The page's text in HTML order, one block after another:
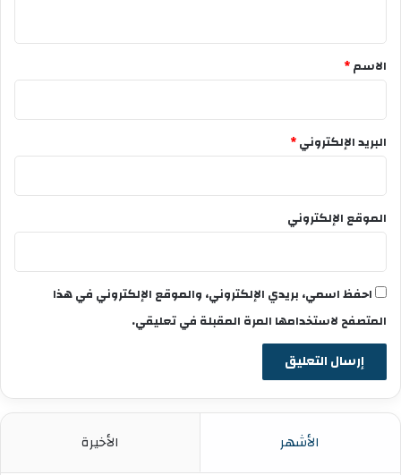
*
الاسم*
البريد الإلكتروني*
الموقع الإلكتروني
احفظ اسمي، بريدي الإلكتروني، والموقع الإلكتروني في هذا
المتصفح لاستخدامها المرة المقبلة في تعليقي.
الأشهر الأخيرة